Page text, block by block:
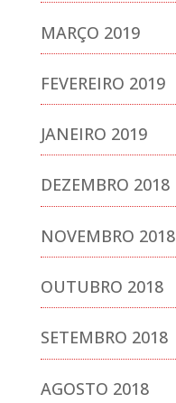
MARÇO 2019
FEVEREIRO 2019
JANEIRO 2019
DEZEMBRO 2018
NOVEMBRO 2018
OUTUBRO 2018
SETEMBRO 2018
AGOSTO 2018